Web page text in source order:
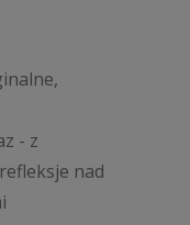
- z
nad